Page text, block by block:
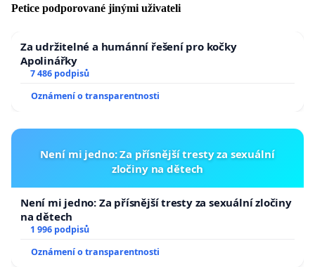
Petice podporované jinými uživateli
Za udržitelné a humánní řešení pro kočky
Apolinářky
7 486 podpisů
Oznámení o transparentnosti
Není mi jedno: Za přísnější tresty za sexuální
zločiny na dětech
Není mi jedno: Za přísnější tresty za sexuální zločiny
na dětech
1 996 podpisů
Oznámení o transparentnosti